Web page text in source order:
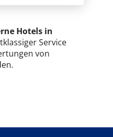
Hotels in
Service
von